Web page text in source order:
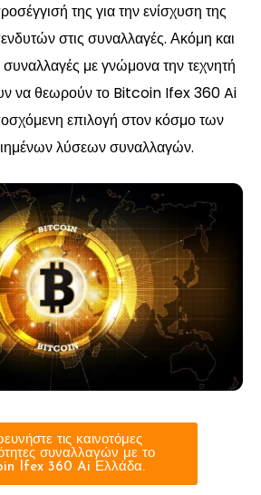
της για την ενίσχυση της
στις συναλλαγές. Ακόμη και
συναλλαγές με γνώμονα την τεχνητή
να θεωρούν το Bitcoin Ifex 360 Ai
επιλογή στον κόσμο των
λύσεων συναλλαγών.
τις καινοτόμες
συναλλαγών με το
Ifex 360 Ai Ελλάδα.